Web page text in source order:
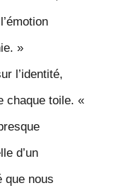
»
l’identité,
chaque toile. «
d’un
que nous